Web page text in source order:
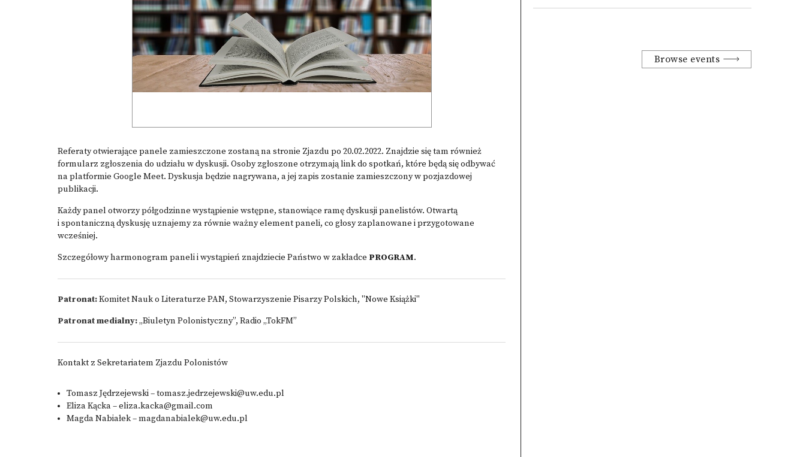
Referaty otwierające panele zamieszczone zostaną na stronie Zjazdu po 20.02.2022. Znajdzie się tam również
formularz zgłoszenia do udziału w dyskusji. Osoby zgłoszone otrzymają link do spotkań, które będą się odbywać
na platformie Google Meet. Dyskusja będzie nagrywana, a jej zapis zostanie zamieszczony w pozjazdowej
publikacji.
Każdy panel otworzy półgodzinne wystąpienie wstępne, stanowiące ramę dyskusji panelistów. Otwartą
i spontaniczną dyskusję uznajemy za równie ważny element paneli, co głosy zaplanowane i przygotowane
wcześniej.
Szczegółowy harmonogram paneli i wystąpień znajdziecie Państwo w zakładce PROGRAM.
Patronat:Komitet Nauk o Literaturze PAN, Stowarzyszenie Pisarzy Polskich, "Nowe Książki"
Patronat medialny:„Biuletyn Polonistyczny”, Radio „TokFM”
Kontakt z Sekretariatem Zjazdu Polonistów
Tomasz Jędrzejewski –tomasz.jedrzejewski@uw.edu.pl
Eliza Kącka –eliza.kacka@gmail.com
Magda Nabiałek –magdanabialek@uw.edu.pl
Browse events